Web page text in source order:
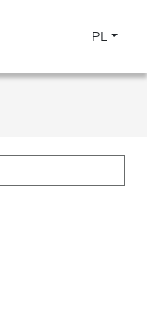
PL